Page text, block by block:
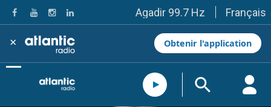
Agadir 99.7 Hz
Tanger 103.3 Hz
Tétouan 87.8 Hz
Fès 98.8 Hz
Meknès 97.2 Hz
El Jadida 97.3
Settat 104,6
Français
× Obtenir l'application